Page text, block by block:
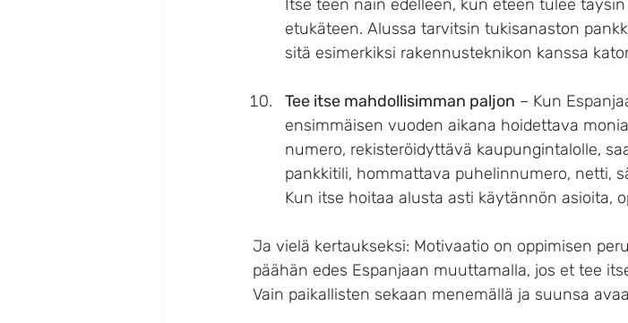
Itse teen näin edelleen, kun eteen tulee
etukäteen. Alussa tarvitsin tukisanaston
sitä esimerkiksi rakennusteknikon kanssa
Tee itse mahdollisimman paljon – Kun
ensimmäisen vuoden aikana hoidettava
numero, rekisteröidyttävä kaupungintalolle,
pankkitili, hommattava puhelinnumero, netti,
Kun itse hoitaa alusta asti käytännön asioita,
Ja vielä kertaukseksi: Motivaatio on oppimisen
päähän edes Espanjaan muuttamalla, jos et tee
Vain paikallisten sekaan menemällä ja suunsa